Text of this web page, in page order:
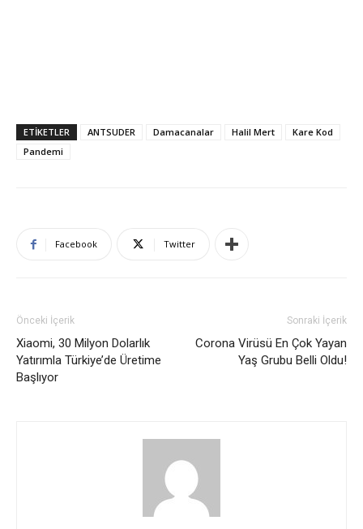
ETIKETLER ANTSUDER Damacanalar Halil Mert
Kare Kod
Pandemi
Facebook Twitter
Önceki İçerik
Xiaomi, 30 Milyon Dolarlık
Yatırımla Türkiye’de Üretime
Başlıyor
Sonraki İçerik
Corona Virüsü En Çok Yayan
Yaş Grubu Belli Oldu!